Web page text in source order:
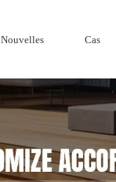
Nouvelles Cas